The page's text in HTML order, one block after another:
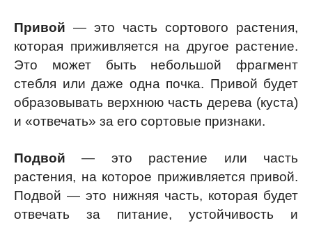
Привой — это часть сортового растения,
которая приживляется на другое растение.
Это может быть небольшой фрагмент
стебля или даже одна почка. Привой будет
образовывать верхнюю часть дерева (куста)
и «отвечать» за его сортовые признаки.
Подвой — это растение или часть
растения, на которое приживляется привой.
Подвой — это нижняя часть, которая будет
отвечать за питание, устойчивость и